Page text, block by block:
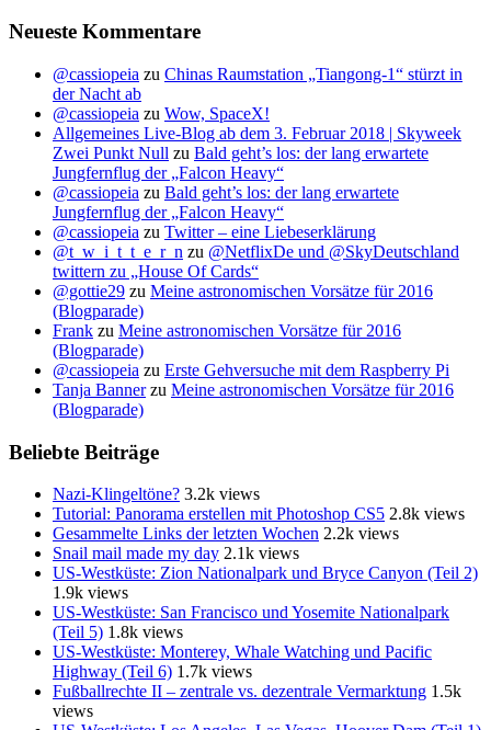
Neueste Kommentare
@cassiopeia zu Chinas Raumstation „Tiangong-1“ stürzt in
der Nacht ab
@cassiopeia zu Wow, SpaceX!
Allgemeines Live-Blog ab dem 3. Februar 2018 | Skyweek
Zwei Punkt Null zu Bald geht’s los: der lang erwartete
Jungfernflug der „Falcon Heavy“
@cassiopeia zu Bald geht’s los: der lang erwartete
Jungfernflug der „Falcon Heavy“
@cassiopeia zu Twitter – eine Liebeserklärung
@t_w_i_t_t_e_r_n zu @NetflixDe und @SkyDeutschland
twittern zu „House Of Cards“
@gottie29 zu Meine astronomischen Vorsätze für 2016
(Blogparade)
Frank zu Meine astronomischen Vorsätze für 2016
(Blogparade)
@cassiopeia zu Erste Gehversuche mit dem Raspberry Pi
Tanja Bannerzu Meine astronomischen Vorsätze für 2016
(Blogparade)
Beliebte Beiträge
Nazi-Klingeltöne? 3.2k views
Tutorial: Panorama erstellen mit Photoshop CS5 2.8k views
Gesammelte Links der letzten Wochen 2.2k views
Snail mail made my day 2.1k views
US-Westküste: Zion Nationalpark und Bryce Canyon (Teil 2)
1.9k views
US-Westküste: San Francisco und Yosemite Nationalpark
(Teil 5) 1.8k views
US-Westküste: Monterey, Whale Watching und Pacific
Highway (Teil 6) 1.7k views
Fußballrechte II – zentrale vs. dezentrale Vermarktung 1.5k
views